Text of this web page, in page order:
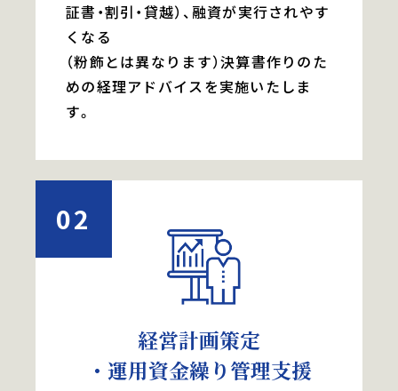
証書・割引・貸越）、融資が実行されやす
くなる
（粉飾とは異なります）決算書作りのた
めの経理アドバイスを実施いたしま
す。
02
経営計画策定
・運用資金繰り管理支援